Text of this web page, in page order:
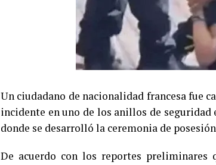
Un ciudadano de nacionalidad francesa fue
incidente en uno de los anillos de
donde se desarrolló la ceremonia de
De acuerdo con los reportes